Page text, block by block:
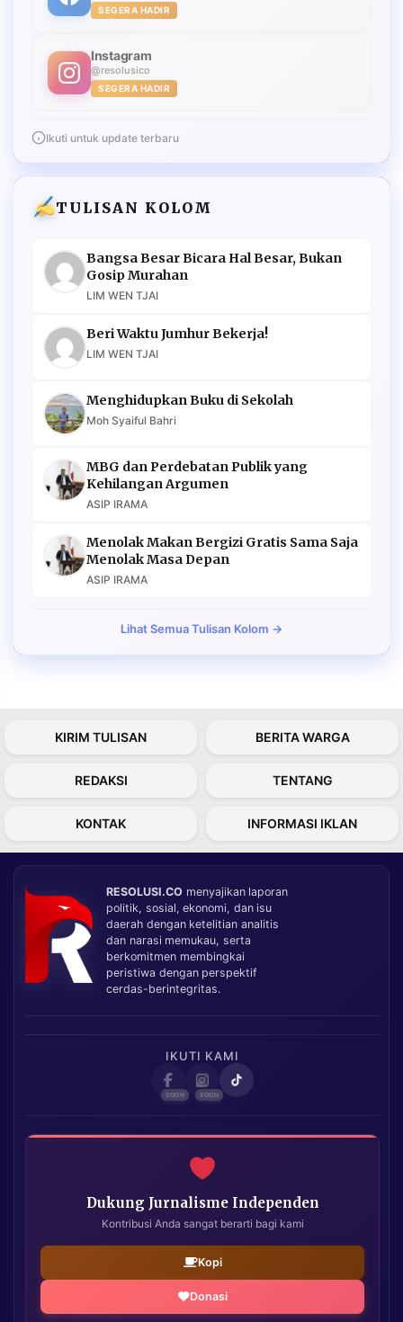
SEGERA HADIR
Instagram
@resolusico
SEGERA HADIR
Ikuti untuk update terbaru
TULISAN KOLOM
Bangsa Besar Bicara Hal Besar, Bukan
Gosip Murahan
LIM WEN TJAI
Beri Waktu Jumhur Bekerja!
LIM WEN TJAI
Menghidupkan Buku di Sekolah
Moh Syaiful Bahri
MBG dan Perdebatan Publik yang
Kehilangan Argumen
ASIP IRAMA
Menolak Makan Bergizi Gratis Sama Saja
Menolak Masa Depan
ASIP IRAMA
Lihat Semua Tulisan Kolom →
KIRIM TULISAN BERITA WARGA
REDAKSI TENTANG
KONTAK INFORMASI IKLAN
RESOLUSI.CO menyajikan laporan
politik, sosial, ekonomi, dan isu
daerah dengan ketelitian analitis
dan narasi memukau, serta
berkomitmen membingkai
peristiwa dengan perspektif
cerdas-berintegritas.
IKUTI KAMI
Dukung Jurnalisme Independen
Kontribusi Anda sangat berarti bagi kami
Kopi
Donasi